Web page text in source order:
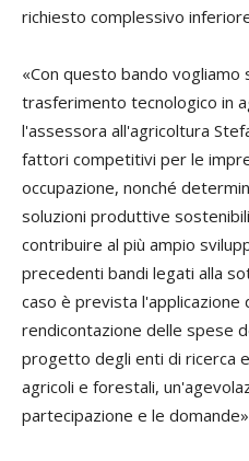
richiesto complessivo
«Con questo bando
trasferimento tecnologico in
l'assessora all'agricoltura
fattori competitivi per le
occupazione, nonché
soluzioni produttive
contribuire al più ampio
precedenti bandi legati alla
caso è prevista
rendicontazione delle spese
progetto degli enti di ricerca
agricoli e forestali,
partecipazione e le